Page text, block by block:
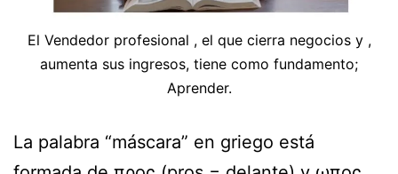
El Vendedor profesional , el que cierra negocios y ,
aumenta sus ingresos, tiene como fundamento;
Aprender.
La palabra “máscara” en griego está